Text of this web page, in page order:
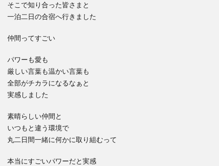
そこで知り合った皆さまと
一泊二日の合宿へ行きました
仲間ってすごい
パワーも愛も
厳しい言葉も温かい言葉も
全部がチカラになるなぁと
実感しました
素晴らしい仲間と
いつもと違う環境で
丸二日間一緒に何かに取り組むって
本当にすごいパワーだと実感